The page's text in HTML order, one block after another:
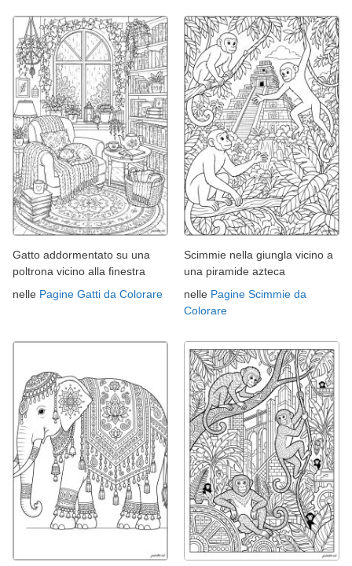
Gatto addormentato su una
poltrona vicino alla finestra
nelle Pagine Gatti da Colorare
Scimmie nella giungla vicino a
una piramide azteca
nelle Pagine Scimmie da
Colorare